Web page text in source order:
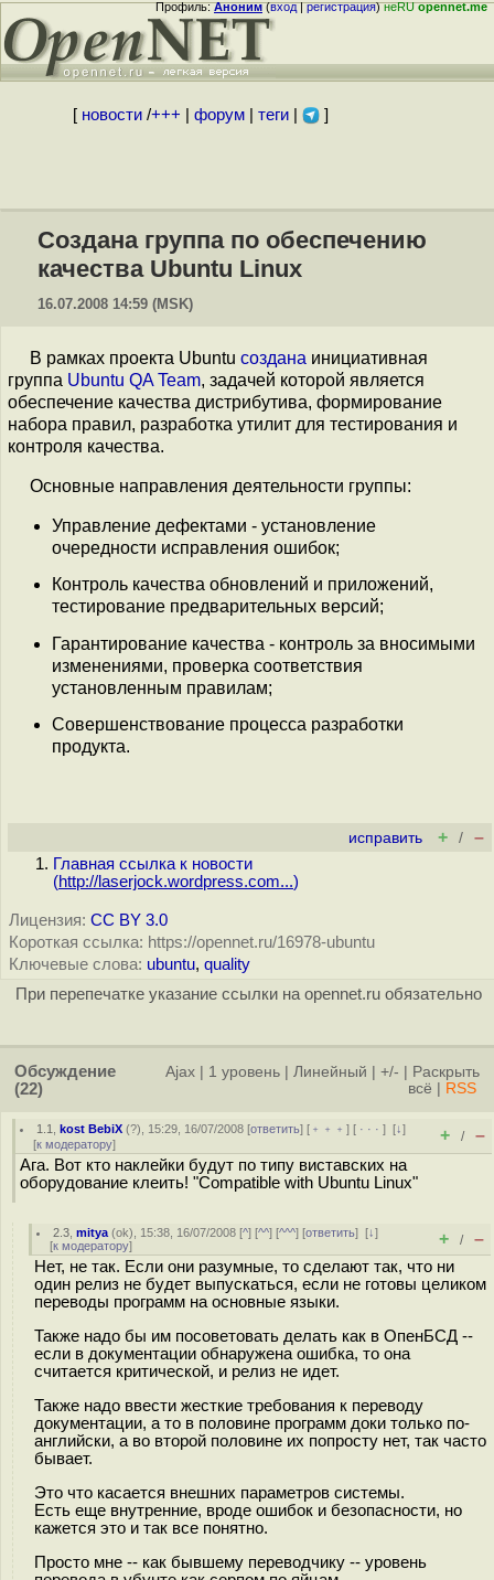
Профиль:Аноним(вход|регистрация)неRUopennet.me
[ новости/+++ форум| теги| ]
Создана группа по обеспечению
качества Ubuntu Linux
16.07.2008 14:59 (MSK)
В рамках проекта Ubuntu создана инициативная
группа Ubuntu QA Team, задачей которой является
обеспечение качества дистрибутива, формирование
набора правил, разработка утилит для тестирования и
контроля качества.
Основные направления деятельности группы:
Управление дефектами - установление
очередности исправления ошибок;
Контроль качества обновлений и приложений,
тестирование предварительных версий;
Гарантирование качества - контроль за вносимыми
изменениями, проверка соответствия
установленным правилам;
Совершенствование процесса разработки
продукта.
исправить + / –
Главная ссылка к новости
(http://laserjock.wordpress.com...)
Лицензия: CC BY 3.0
Короткая ссылка: https://opennet.ru/16978-ubuntu
Ключевые слова: ubuntu, quality
При перепечатке указание ссылки на opennet.ru обязательно
Обсуждение
(22)
Ajax 1 уровень Линейный +/-
Раскрыть
всё
RSS
1.1 ,kost BebiX (?), 15:29, 16/07/2008 [ответить] [ ﹢﹢﹢] [ · · ·][↓]
[к модератору] + / –
Ага. Вот кто наклейки будут по типу виставских на
оборудование клеить! "Compatible with Ubuntu Linux"
2.3 ,mitya (ok), 15:38, 16/07/2008 [^] [^^] [^^^] [ответить][↓]
[к модератору] + / –
Нет, не так. Если они разумные, то сделают так, что ни
один релиз не будет выпускаться, если не готовы целиком
переводы программ на основные языки.
Также надо бы им посоветовать делать как в ОпенБСД --
если в документации обнаружена ошибка, то она
считается критической, и релиз не идет.
Также надо ввести жесткие требования к переводу
документации, а то в половине программ доки только по-
английски, а во второй половине их попросту нет, так часто
бывает.
Это что касается внешних параметров системы.
Есть еще внутренние, вроде ошибок и безопасности, но
кажется это и так все понятно.
Просто мне -- как бывшему переводчику -- уровень